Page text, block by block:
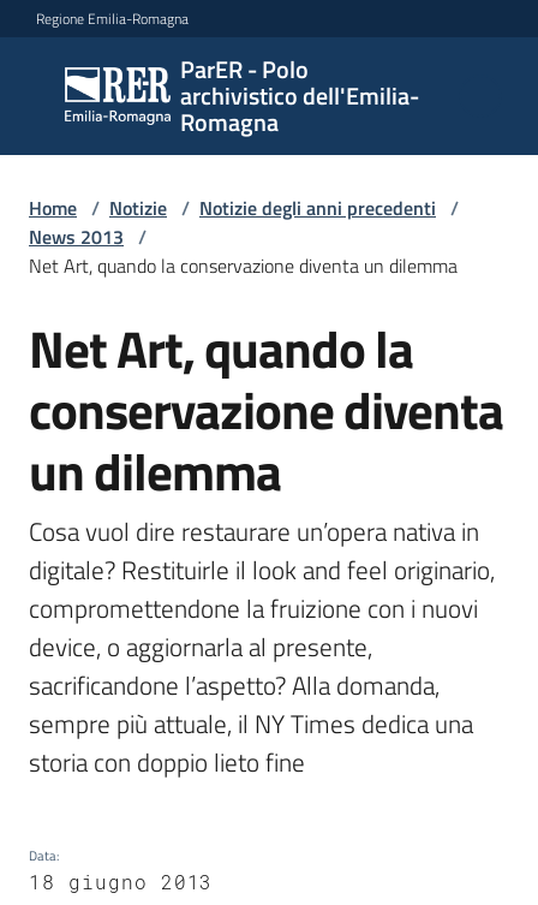
Vai al contenuto
Vai alla navigazione
Vai al footer
Regione Emilia-Romagna
ParER - Polo
archivistico dell'Emilia-
Romagna
ParER -
Polo
archivistico
Romagna
archivistico
Archivio
storico
Conservazione
Argomenti
Home / Notizie / Notizie degli anni precedenti /
News 2013 /
Net Art, quando la conservazione diventa un dilemma
Salta al contenuto
Net Art, quando la
conservazione diventa
un dilemma
Cosa vuol dire restaurare un’opera nativa in
digitale? Restituirle il look and feel originario,
compromettendone la fruizione con i nuovi
device, o aggiornarla al presente,
sacrificandone l’aspetto? Alla domanda,
sempre più attuale, il NY Times dedica una
storia con doppio lieto fine
Data:
18 giugno 2013